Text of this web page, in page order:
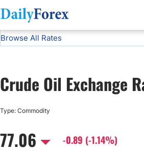
DF Commodities Crude Oil
Browse All Rates
Crude Oil Exchange
Type: Commodity
77.06 -0.89 (-1.14%)